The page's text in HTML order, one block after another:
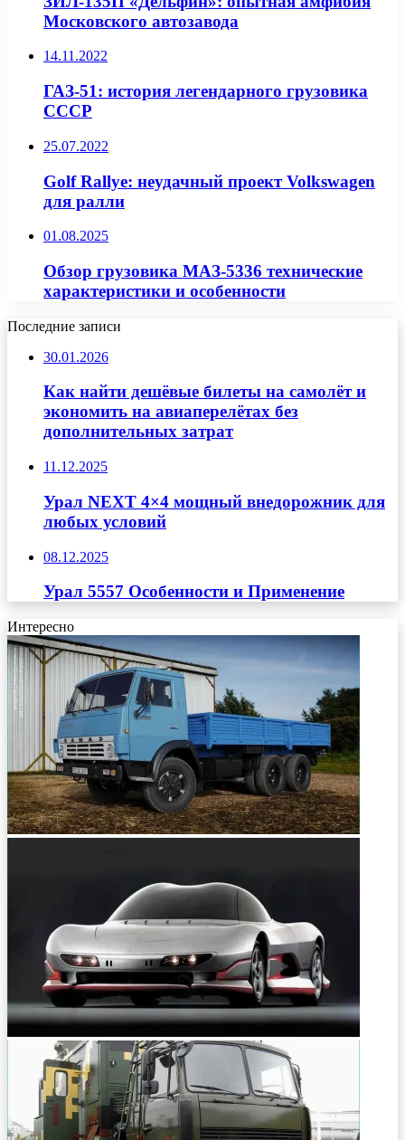
Московского автозавода
14.11.2022
ГАЗ-51: история легендарного грузовика
СССР
25.07.2022
Golf Rallye: неудачный проект Volkswagen
для ралли
01.08.2025
Обзор грузовика МАЗ-5336 технические
характеристики и особенности
Последние записи
30.01.2026
Как найти дешёвые билеты на самолёт и
экономить на авиаперелётах без
дополнительных затрат
11.12.2025
Урал NEXT 4×4 мощный внедорожник для
любых условий
08.12.2025
Урал 5557 Особенности и Применение
Интересно